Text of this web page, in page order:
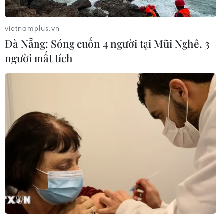
Việt Nam và người phương Tây.
“Mẹ ơi tại sao”
“Mẹ ơi tại sao”là chương trình truyền hình thực
tế dành cho các bà mẹ, giúp nhóm đối tượng
khán giả này biết cách chơi với con mình một
vietnamplus.vn
Đà Nẵng: Sóng cuốn 4 người tại Mũi Nghê, 3
người mất tích